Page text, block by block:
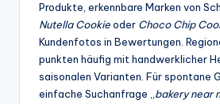
Produkte, erkennbare Marken von
Nutella Cookieoder Choco Chip
Kundenfotos in Bewertungen.
punkten häufig mit handwerklicher
saisonalen Varianten. Für spontane
einfache Suchanfrage „ bakery near